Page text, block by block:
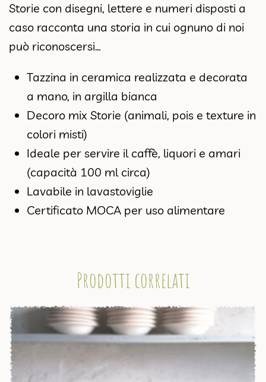
Storie con disegni, lettere e numeri disposti a
caso racconta una storia in cui ognuno di noi
può riconoscersi…
Tazzina in ceramica realizzata e decorata
a mano, in argilla bianca
Decoro mix Storie (animali, pois e texture in
colori misti)
Ideale per servire il caffè, liquori e amari
(capacità 100 ml circa)
Lavabile in lavastoviglie
Certificato MOCA per uso alimentare
Prodotti correlati